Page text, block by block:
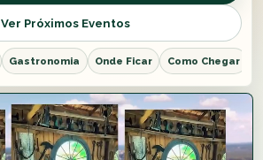
Ver Próximos Eventos
Gastronomia Onde Ficar Como Chegar